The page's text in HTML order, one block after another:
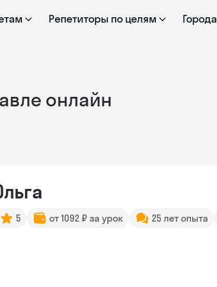
Репетиторы по целям Города
онлайн
5 от 1092 ₽ за урок 25 лет опыта